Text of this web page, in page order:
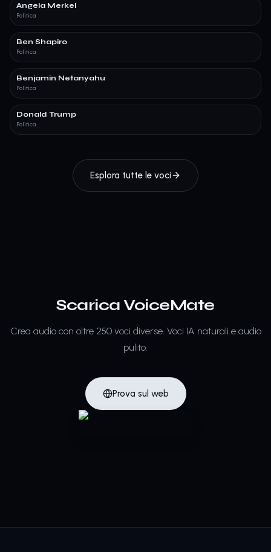
Angela Merkel
Politica
Ben Shapiro
Politica
Benjamin Netanyahu
Politica
Donald Trump
Politica
Esplora tutte le voci
Scarica VoiceMate
Crea audio con oltre 250 voci diverse. Voci IA naturali e audio
pulito.
Prova sul web